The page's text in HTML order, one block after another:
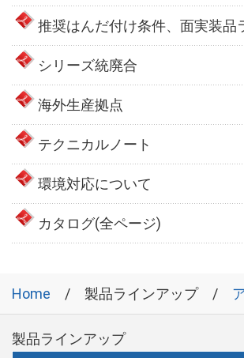
推奨はんだ付け条件、面実装品
シリーズ統廃合
海外生産拠点
テクニカルノート
環境対応について
カタログ(全ページ)
Home 製品ラインアップ
製品ラインアップ